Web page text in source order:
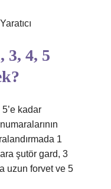
3, 4, 5
kadar
1
şutör gard, 3
uzun forvet ve 5